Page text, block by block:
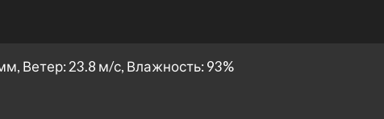
Ветер: 23.8 м/с, Влажность: 93%